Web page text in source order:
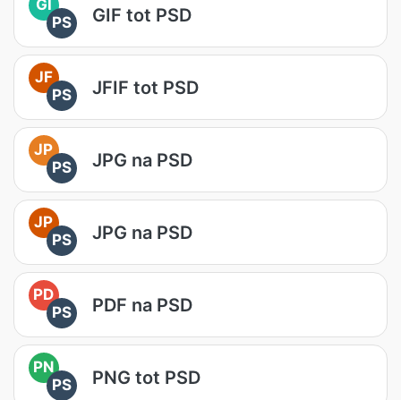
GI
PS
GIF tot PSD
JF
PS
JFIF tot PSD
JP
PS
JPG na PSD
JP
PS
JPG na PSD
PD
PS
PDF na PSD
PN
PS
PNG tot PSD